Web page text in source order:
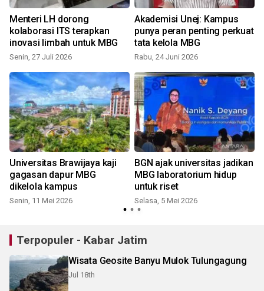
Menteri LH dorong
kolaborasi ITS terapkan
inovasi limbah untuk MBG
Senin, 27 Juli 2026
Akademisi Unej: Kampus
punya peran penting perkuat
tata kelola MBG
Rabu, 24 Juni 2026
Universitas Brawijaya kaji
gagasan dapur MBG
dikelola kampus
Senin, 11 Mei 2026
BGN ajak universitas jadikan
MBG laboratorium hidup
untuk riset
Selasa, 5 Mei 2026
Terpopuler - Kabar Jatim
Wisata Geosite Banyu Mulok Tulungagung
Jul 18th